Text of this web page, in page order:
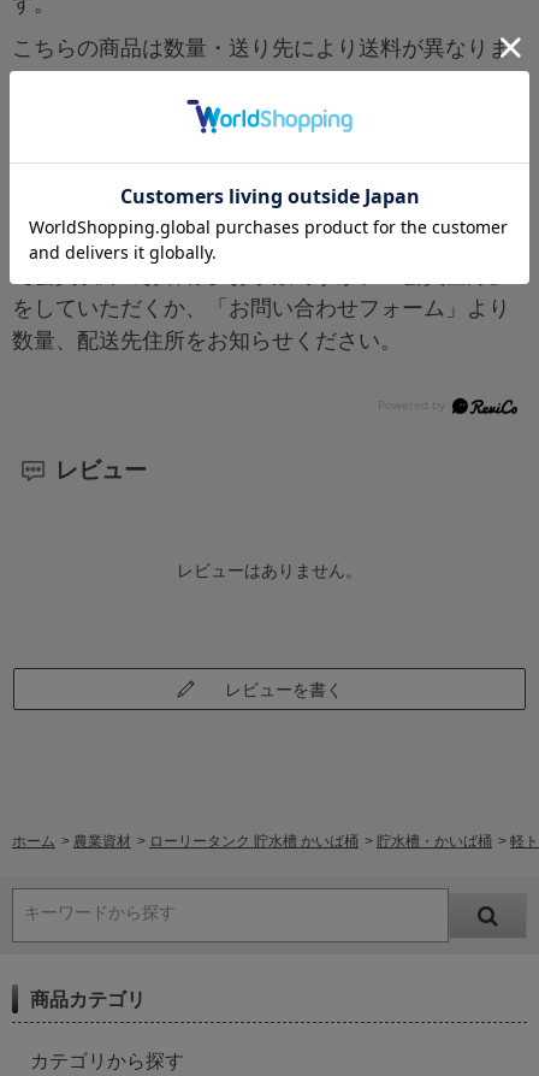
こちらの商品は数量・送り先により送料が異なりま
正式な送料は改めて連絡いたします。
【会員登録がお済のお客様】買い物かごに入れたあ
と、「お見積もり手続きへ」お進みください。
をしていただくか、「お問い合わせフォーム」より
数量、配送先住所をお知らせください。
レビュー
レビューはありません。
レビューを書く
ホーム > 農業資材 > ローリータンク 貯水槽 かいば桶 > 貯水槽・かいば桶 > 軽
キーワードから探す
商品カテゴリ
カテゴリから探す